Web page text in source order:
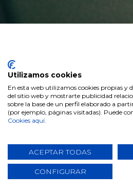
Siguiendo los principios de
¿Quién es el
RESPONSABLE:
NIF:
DOMICILIO SOCIAL:
Utilizamos cookies
En esta web utilizamos cookies propias y
del sitio web y mostrarte publicidad
sobre la base de un perfil elaborado a
(por ejemplo, páginas visitadas). Puede
Cookies aquí.
ACEPTAR TODAS
CONFIGURAR